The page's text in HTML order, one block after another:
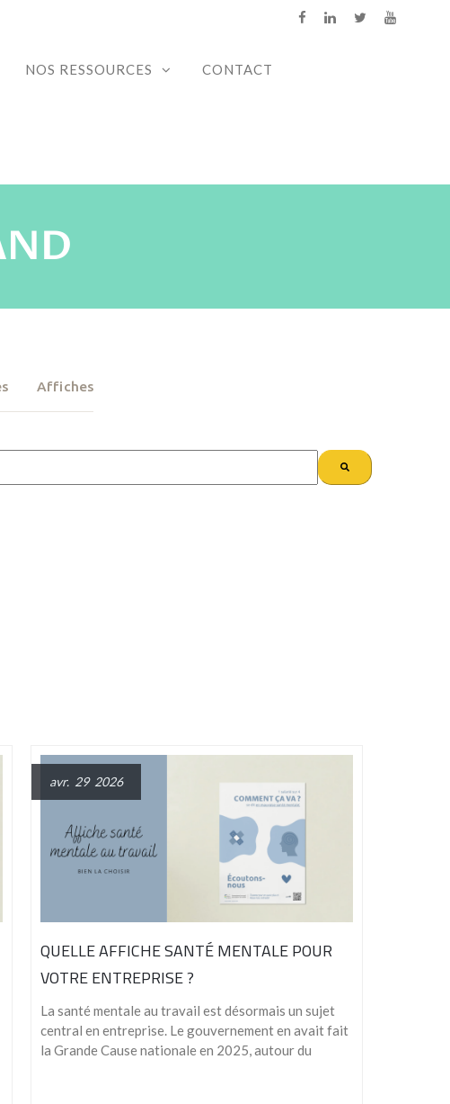
NOS RESSOURCES CONTACT
Affiches
avr. 29 2026
QUELLE AFFICHE SANTÉ MENTALE POUR
VOTRE ENTREPRISE ?
La santé mentale au travail est désormais un sujet
central en entreprise. Le gouvernement en avait fait
la Grande Cause nationale en 2025, autour du